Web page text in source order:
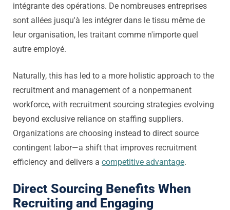
intégrante des opérations. De nombreuses entreprises
sont allées jusqu'à les intégrer dans le tissu même de
leur organisation, les traitant comme n'importe quel
autre employé.
Naturally, this has led to a more holistic approach to the
recruitment and management of a nonpermanent
workforce, with recruitment sourcing strategies evolving
beyond exclusive reliance on staffing suppliers.
Organizations are choosing instead to direct source
contingent labor—a shift that improves recruitment
efficiency and delivers a competitive advantage.
Direct Sourcing Benefits When
Recruiting and Engaging